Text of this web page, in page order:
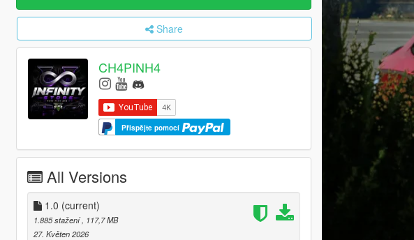
Share
CH4PINH4
Přispějte pomocí
All Versions
1.0 (current)
1.885 stažení , 117,7 MB
27. Květen 2026